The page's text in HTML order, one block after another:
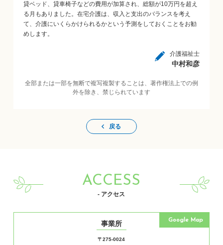
貸ベッド、貸車椅子などの費用が加算され、総額が10万円を超え
る月もありました。在宅介護は、収入と支出のバランスを考え
て、介護にいくらかけられるかという予測をしておくことをお勧
めします。
介護福祉士
中村和彦
全部または一部を無断で複写複製することは、著作権法上での例
外を除き、禁じられています
戻る
ACCESS
- アクセス
事業所
〒275-0024
Google Map